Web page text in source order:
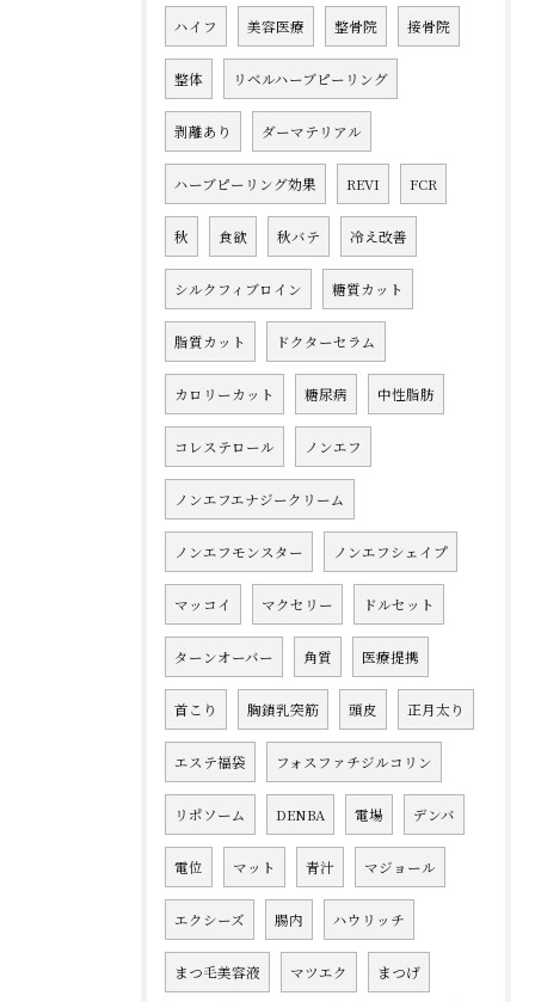
ハイフ 美容医療 整骨院 接骨院
整体 リベルハーブピーリング
剥離あり ダーマテリアル
ハーブピーリング効果 REVI FCR
秋 食欲 秋バテ 冷え改善
シルクフィブロイン 糖質カット
脂質カット ドクターセラム
カロリーカット 糖尿病 中性脂肪
コレステロール ノンエフ
ノンエフエナジークリーム
ノンエフモンスター ノンエフシェイプ
マッコイ マクセリー ドルセット
ターンオーバー 角質 医療提携
首こり 胸鎖乳突筋 頭皮 正月太り
エステ福袋 フォスファチジルコリン
リポソーム DENBA 電場 デンバ
電位 マット 青汁 マジョール
エクシーズ 腸内 ハウリッチ
まつ毛美容液 マツエク まつげ